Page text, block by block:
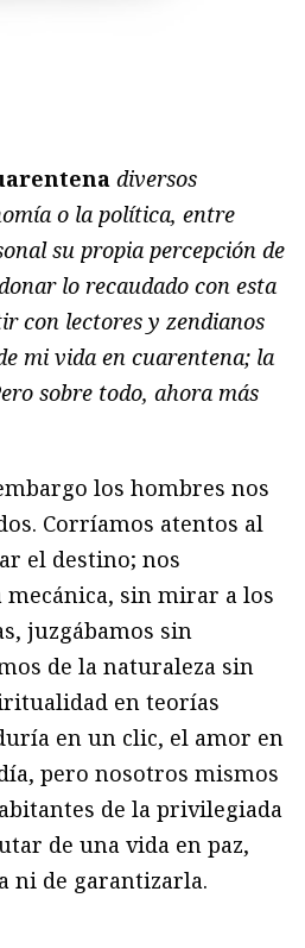
diversos
o la política, entre
su propia percepción de
lo recaudado con esta
con lectores y zendianos
mi vida en cuarentena; la
sobre todo, ahora más
los hombres nos
Corríamos atentos al
el destino; nos
sin mirar a los
juzgábamos sin
de la naturaleza sin
en teorías
en un clic, el amor en
pero nosotros mismos
de la privilegiada
de una vida en paz,
ni de garantizarla.